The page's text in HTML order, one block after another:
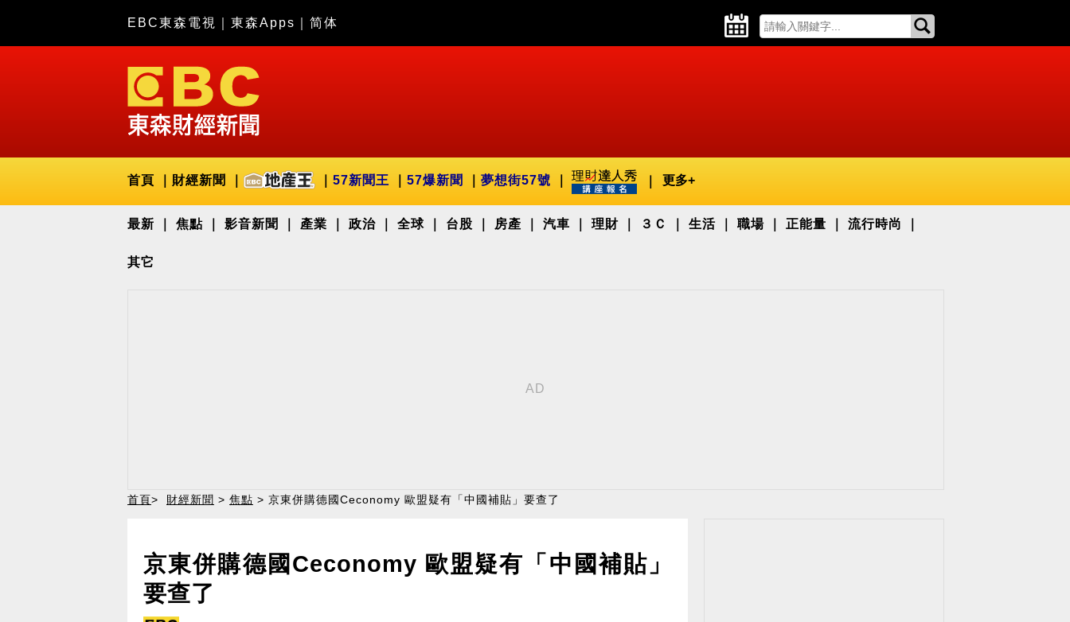
EBC東森電視 東森Apps 简体
首頁 財經新聞 57新聞王 57爆新聞 夢想街57號 更多+
最新 焦點 影音新聞 產業 政治 全球 台股 房產 汽車 理財 ３Ｃ 生活 職場 正能量 流行時尚
其它
首頁> 財經新聞 > 焦點 > 京東併購德國Ceconomy 歐盟疑有「中國補貼」要查了
京東併購德國Ceconomy 歐盟疑有「中國補貼」
要查了